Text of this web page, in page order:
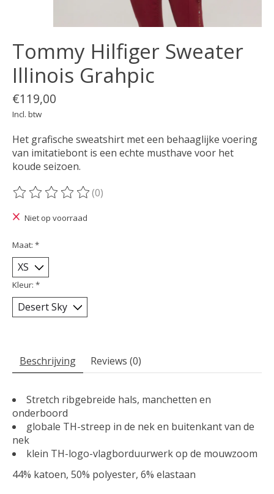
Tommy Hilfiger Sweater
Illinois Grahpic
€119,00
Incl. btw
Het grafische sweatshirt met een behaaglijke voering
van imitatiebont is een echte musthave voor het
koude seizoen.
De beoordeling van dit product is
(0)
Niet op voorraad
Maat: *
Kleur: *
Beschrijving Reviews (0)
Stretch ribgebreide hals, manchetten en
onderboord
globale TH-streep in de nek en buitenkant van de
nek
klein TH-logo-vlagborduurwerk op de mouwzoom
44% katoen, 50% polyester, 6% elastaan